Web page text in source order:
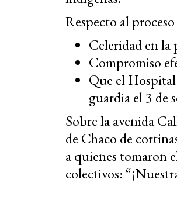
Respecto al
Celeridad en
Compromiso
Que el
guardia el 3 de
Sobre la avenida
de Chaco de
a quienes tomaron
colectivos: